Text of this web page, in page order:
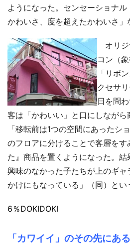
ようになった。センセーショナ
かわいさ、度を超えたかわいさ」
オリジ
コン（
「リボ
クセサ
日を問
客は「かわいい」と口にしながら
「移転前は1つの空間にあったシ
のフロアに分けることで客層を
た』商品を置くようになった。
興味のなかった子たちが上のギ
かけにもなっている」（同）とい
6％DOKIDOKI
「カワイイ」のその先にあ